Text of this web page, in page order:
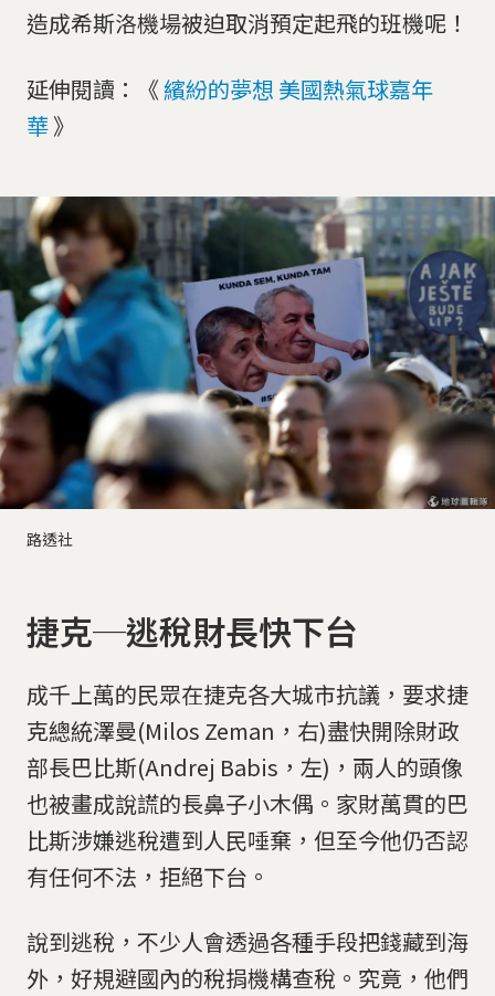
造成希斯洛機場被迫取消預定起飛的班機呢！
延伸閱讀：《繽紛的夢想 美國熱氣球嘉年
華》
路透社
捷克─逃稅財長快下台
成千上萬的民眾在捷克各大城市抗議，要求捷
克總統澤曼(Milos Zeman，右)盡快開除財政
部長巴比斯(Andrej Babis，左)，兩人的頭像
也被畫成說謊的長鼻子小木偶。家財萬貫的巴
比斯涉嫌逃稅遭到人民唾棄，但至今他仍否認
有任何不法，拒絕下台。
說到逃稅，不少人會透過各種手段把錢藏到海
外，好規避國內的稅捐機構查稅。究竟，他們